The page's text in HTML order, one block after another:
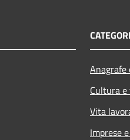
Cultura
Vita
Imprese